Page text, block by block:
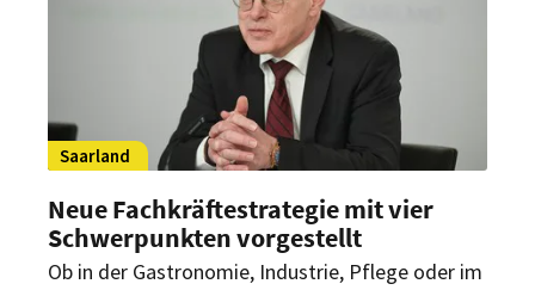
Saarland
Neue Fachkräftestrategie mit vier
Schwerpunkten vorgestellt
Ob in der Gastronomie, Industrie, Pflege oder im